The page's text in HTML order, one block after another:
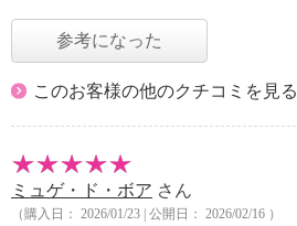
参考になった
このお客様の他のクチコミを見る
ミュゲ・ド・ボア さん
（購入日： 2026/01/23 | 公開日： 2026/02/16 ）